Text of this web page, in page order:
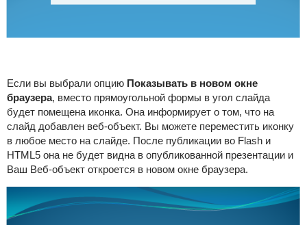
Если вы выбрали опцию Показывать в новом окне
браузера, вместо прямоугольной формы в угол слайда
будет помещена иконка. Она информирует о том, что на
слайд добавлен веб-объект. Вы можете переместить иконку
в любое место на слайде. После публикации во Flash и
HTML5 она не будет видна в опубликованной презентации и
Ваш Веб-объект откроется в новом окне браузера.